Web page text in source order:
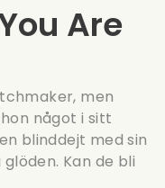
Are
men
något i sitt
blinddejt med sin
Kan de bli